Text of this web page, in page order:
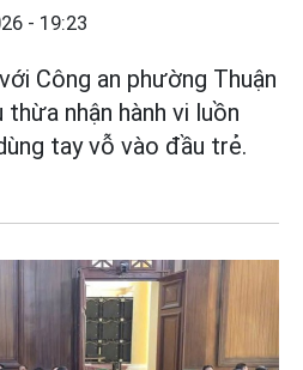
- 19:23
Công an phường Thuận
nhận hành vi luồn
tay vỗ vào đầu trẻ.